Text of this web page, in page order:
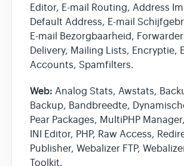
Editor, E-mail Routing, Address
Default Address, E-mail
E-mail Bezorgbaarheid,
Delivery, Mailing Lists, Encryptie,
Accounts, Spamfilters.
Web: Analog Stats, Awstats,
Backup, Bandbreedte,
Pear Packages, MultiPHP
INI Editor, PHP, Raw Access,
Publisher, Webalizer FTP,
Toolkit.